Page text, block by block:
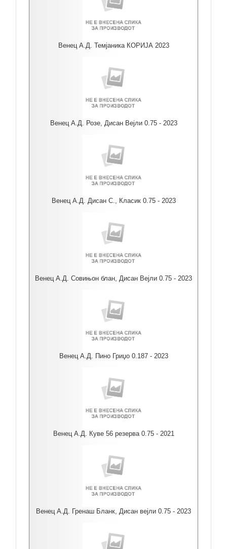
Венец А.Д. Темјаника КОРИЈА 2023
Венец А.Д. Розе, Дисан Вејли 0.75 - 2023
Венец А.Д. Дисан С., Класик 0.75 - 2023
Венец А.Д. Совињон блан, Дисан Вејли 0.75 - 2023
Венец А.Д. Пино Гриџо 0.187 - 2023
Венец А.Д. Куве 56 резерва 0.75 - 2021
Венец А.Д. Гренаш Бланк, Дисан вејли 0.75 - 2023